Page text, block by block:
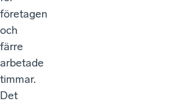
företagen
och
färre
arbetade
timmar.
Det